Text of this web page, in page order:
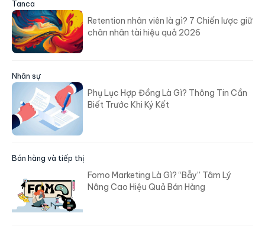
Tanca
Retention nhân viên là gì? 7 Chiến lược giữ
chân nhân tài hiệu quả 2026
Nhân sự
Phụ Lục Hợp Đồng Là Gì? Thông Tin Cần
Biết Trước Khi Ký Kết
Bán hàng và tiếp thị
Fomo Marketing Là Gì? “Bẫy” Tâm Lý
Nâng Cao Hiệu Quả Bán Hàng